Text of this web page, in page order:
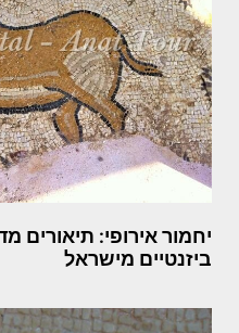
יחמור אירופי: תיאורים
ביזנטיים מישראל